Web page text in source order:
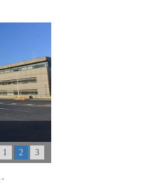
1 2 3